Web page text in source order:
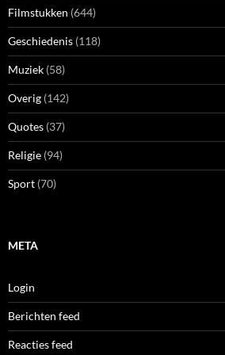
Filmstukken (644)
Geschiedenis (118)
Muziek (58)
Overig (142)
Quotes (37)
Religie (94)
Sport (70)
META
Login
Berichten feed
Reacties feed